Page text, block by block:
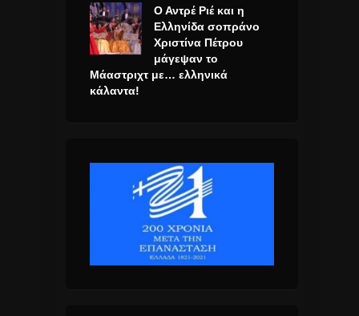
Ο Αντρέ Ριέ και η
Ελληνίδα σοπράνο
Χριστίνα Πέτρου
μάγεψαν το
Μάαστριχτ με… ελληνικά
κάλαντα!